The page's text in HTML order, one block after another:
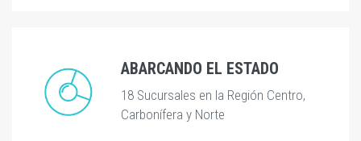
ABARCANDO EL ESTADO
18 Sucursales en la Región Centro,
Carbonífera y Norte